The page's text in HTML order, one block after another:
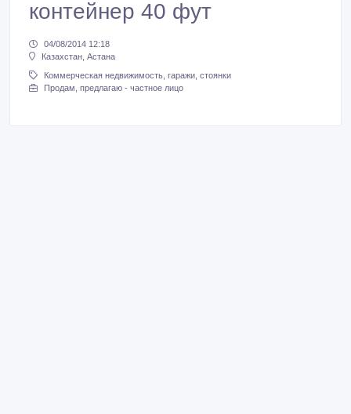
контейнер 40 фут
04/08/2014 12:18
Казахстан, Астана
Коммерческая недвижимость, гаражи, стоянки
Продам, предлагаю - частное лицо